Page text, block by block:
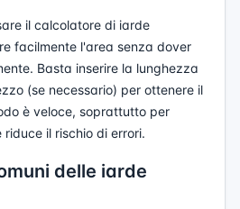
il calcolatore di iarde
facilmente l'area senza dover
Basta inserire la lunghezza
(se necessario) per ottenere il
è veloce, soprattutto per
il rischio di errori.
delle iarde